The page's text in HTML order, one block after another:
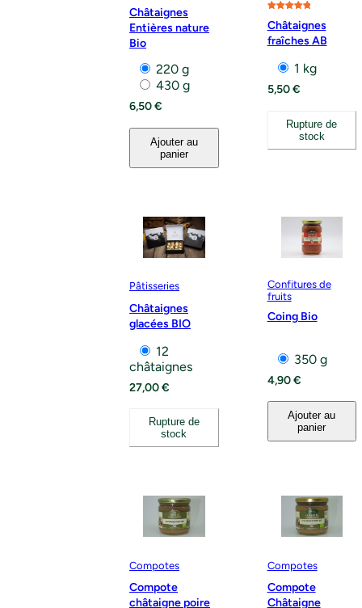
Châtaignes
Entières nature
Bio
220 g
430 g
6,50€
Ajouter au
panier
sur 5
basé sur
client
Châtaignes
fraîches AB
1 kg
5,50€
Rupture de
stock
Pâtisseries
Châtaignes
glacées BIO
12
châtaignes
27,00€
Rupture de
stock
Confitures de
fruits
Coing Bio
350 g
4,90€
Ajouter au
panier
Compotes
Compote
châtaigne poire
Compotes
Compote
Châtaigne